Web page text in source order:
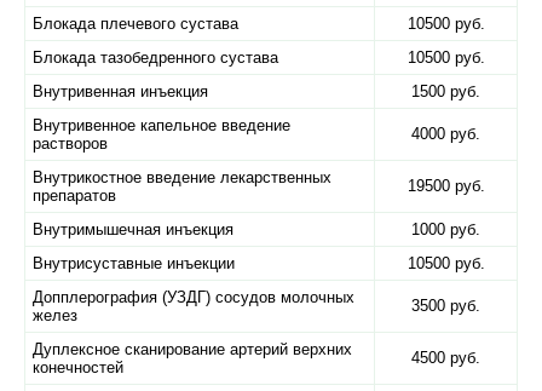
Блокада плечевого сустава
10500 руб.
Блокада тазобедренного сустава
10500 руб.
Внутривенная инъекция
1500 руб.
Внутривенное капельное введение
растворов
4000 руб.
Внутрикостное введение лекарственных
препаратов
19500 руб.
Внутримышечная инъекция
1000 руб.
Внутрисуставные инъекции
10500 руб.
Допплерография (УЗДГ) сосудов молочных
желез
3500 руб.
Дуплексное сканирование артерий верхних
конечностей
4500 руб.